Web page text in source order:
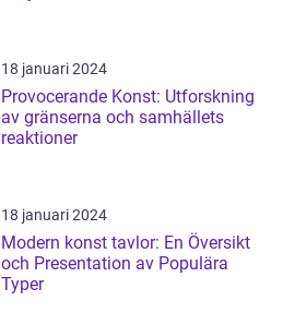
18 januari 2024
Provocerande Konst: Utforskning
av gränserna och samhällets
reaktioner
18 januari 2024
Modern konst tavlor: En Översikt
och Presentation av Populära
Typer